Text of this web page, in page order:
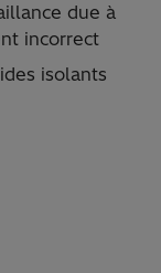
due à
incorrect
isolants